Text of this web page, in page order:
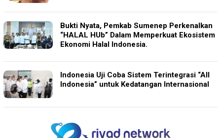
Bukti Nyata, Pemkab Sumenep Perkenalkan
“HALAL HUb” Dalam Memperkuat Ekosistem
Ekonomi Halal Indonesia.
Indonesia Uji Coba Sistem Terintegrasi “All
Indonesia” untuk Kedatangan Internasional